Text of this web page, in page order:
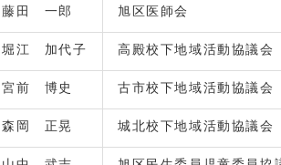
藤田 一郎 旭区医師会
堀江 加代子 高殿校下地域活動協議会
宮前 博史 古市校下地域活動協議会
森岡 正晃 城北校下地域活動協議会